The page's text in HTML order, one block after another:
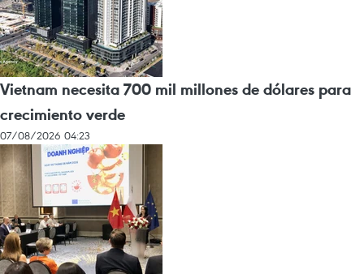
Vietnam necesita 700 mil millones de dólares para
crecimiento verde
07/08/2026 04:23